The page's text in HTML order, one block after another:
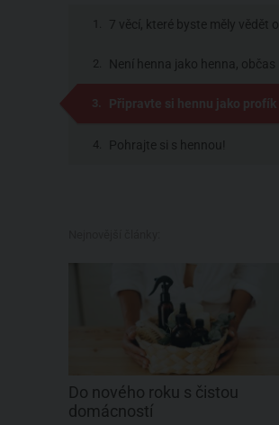
7 věcí, které byste měly vědět o
henně
Není henna jako henna, občas
to je třeba senna
Připravte si hennu jako profík
Pohrajte si s hennou!
Do nového roku s čistou
domácností